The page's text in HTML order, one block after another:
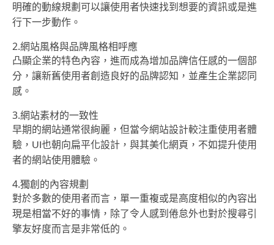
明確的動線規劃可以讓使用者快速找到想要的資訊或是進
行下一步動作。
2.網站風格與品牌風格相呼應
凸顯企業的特色內容，進而成為增加品牌信任感的一個部
分，讓新舊使用者創造良好的品牌認知，並產生企業認同
感。
3.網站素材的一致性
早期的網站通常很絢麗，但當今網站設計較注重使用者體
驗，UI也朝向扁平化設計，與其美化網頁，不如提升使用
者的網站使用體驗。
4.獨創的內容規劃
對於多數的使用者而言，單一重複或是高度相似的內容出
現是相當不好的事情，除了令人感到倦怠外也對於搜尋引
擎友好度而言是非常低的。